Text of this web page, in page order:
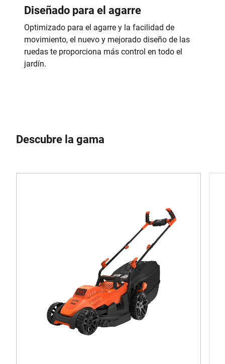
Diseñado para el agarre
Optimizado para el agarre y la facilidad de
movimiento, el nuevo y mejorado diseño de las
ruedas te proporciona más control en todo el
jardín.
Descubre la gama